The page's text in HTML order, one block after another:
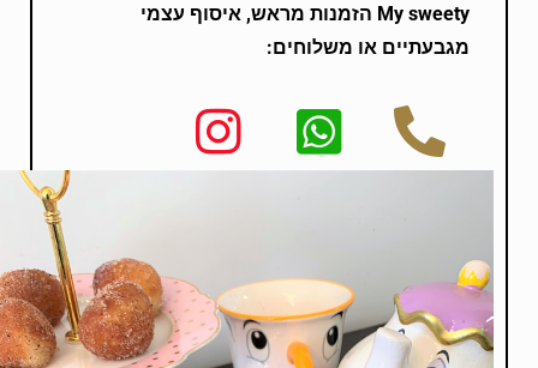
My sweety הזמנות מראש, איסוף עצמי
מגבעתיים או משלוחים: